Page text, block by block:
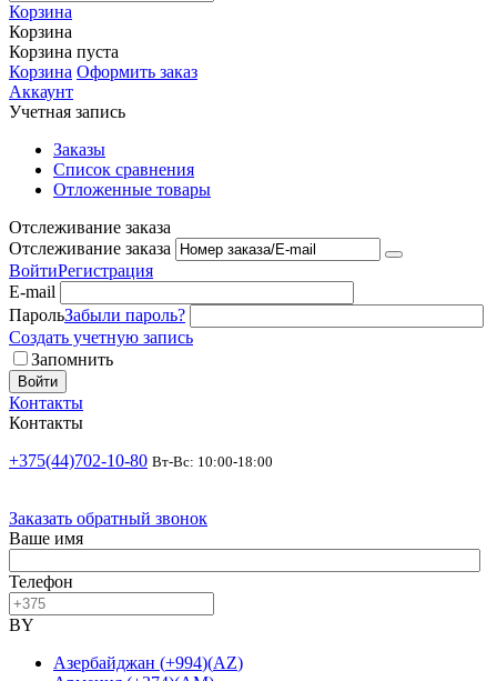
Корзина
Корзина
Корзина пуста
Корзина Оформить заказ
Аккаунт
Учетная запись
Заказы
Список сравнения
Отложенные товары
Отслеживание заказа
Отслеживание заказа
ВойтиРегистрация
E-mail
ПарольЗабыли пароль?
Создать учетную запись
Запомнить
Войти
Контакты
Контакты
+375(44)702-10-80 Вт-Вс: 10:00-18:00
Заказать обратный звонок
Ваше имя
Телефон
BY
Азербайджан (+994)(AZ)